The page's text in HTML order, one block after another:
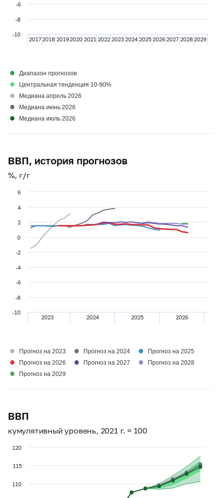
ВВП, история прогнозов
%, г/г
20172018 20192020 2021 2022 2023 2024 2025 2026 2027 20282029
-10
-8
-6
● Диапазон прогнозов
● Центральная тенденция 10-90%
● Медиана апрель 2026
● Медиана июнь 2026
● Медиана июль 2026
2023 2024 2025 2026
-10
-8
-6
-4
-2
0
2
4
6
● Прогноз на 2023 ● Прогноз на 2024 ● Прогноз на 2025
● Прогноз на 2026 ● Прогноз на 2027 ● Прогноз на 2028
● Прогноз на 2029
ВВП
кумулятивный уровень, 2021 г. = 100
110
115
120